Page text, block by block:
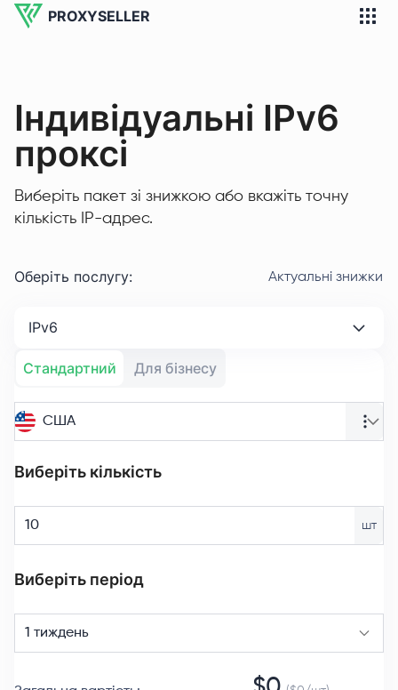
PROXYSELLER
Індивідуальні IPv6
проксі
Виберіть пакет зі знижкою або вкажіть точну
кількість IP-адрес.
Оберіть послугу: Актуальні знижки
IPv6
Стандартний Для бізнесу
США
Виберіть кількість
шт
Виберіть період
1 тиждень